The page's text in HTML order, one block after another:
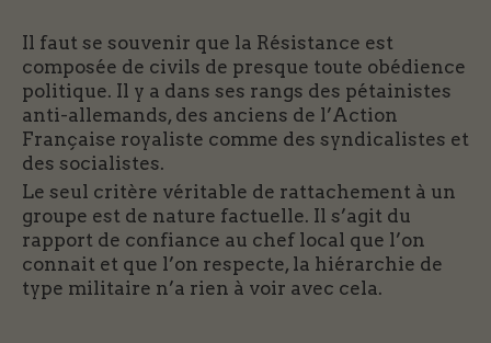
Il faut se souvenir que la Résistance est
composée de civils de presque toute obédience
politique. Il y a dans ses rangs des pétainistes
anti-allemands, des anciens de l’Action
Française royaliste comme des syndicalistes et
des socialistes.
Le seul critère véritable de rattachement à un
groupe est de nature factuelle. Il s’agit du
rapport de confiance au chef local que l’on
connait et que l’on respecte, la hiérarchie de
type militaire n’a rien à voir avec cela.